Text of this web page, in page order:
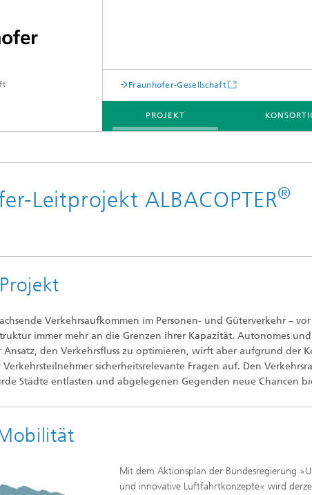
Fraunhofer-Gesellschaft
PROJEKT
Leitprojekt ALBACOPTER®
Verkehrsaufkommen im Personen- und Güterverkehr –
immer mehr an die Grenzen ihrer Kapazität. Autonomes
Ansatz, den Verkehrsfluss zu optimieren, wirft aber aufgrund der
Verkehrsteilnehmer sicherheitsrelevante Fragen auf. Den
Städte entlasten und abgelegenen Gegenden neue Chancen
Mit dem Aktionsplan der Bundesregierung
und innovative Luftfahrtkonzepte« wird